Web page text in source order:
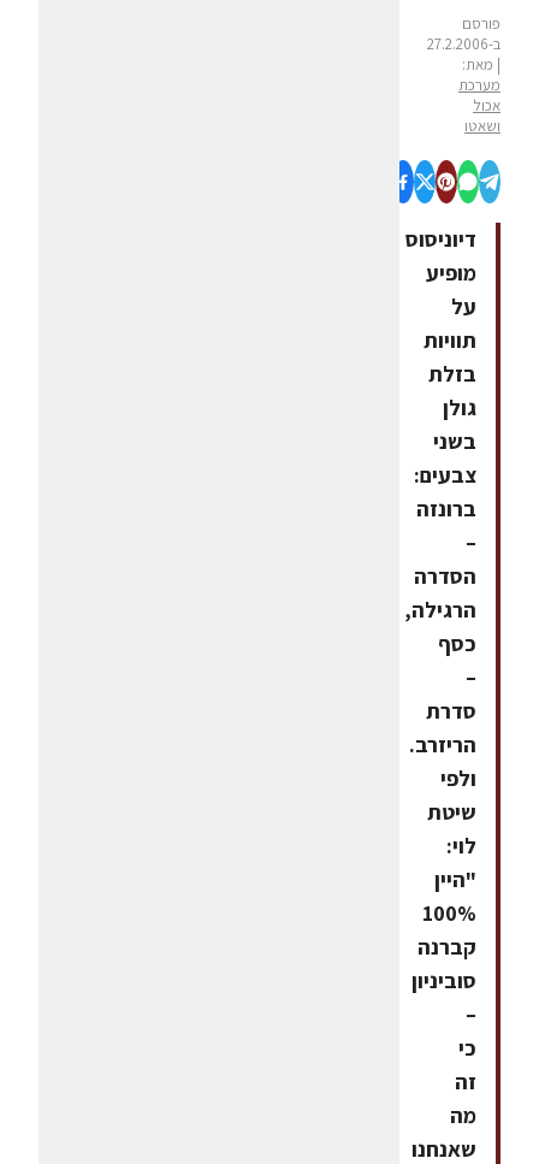
פורסם
ב-27.2.2006
| מאת:
מערכת
אכול
ושאטו
דיוניסוס
מופיע
על
תוויות
בזלת
גולן
בשני
צבעים:
ברונזה
–
הסדרה
הרגילה,
כסף
–
סדרת
הריזרב.
ולפי
שיטת
לוי:
"היין
100%
קברנה
סוביניון
–
כי
זה
מה
שאנחנו